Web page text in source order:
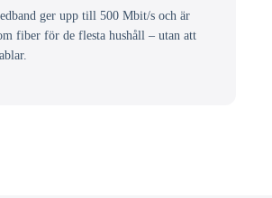
ger upp till 500 Mbit/s och är
fiber för de flesta hushåll – utan att